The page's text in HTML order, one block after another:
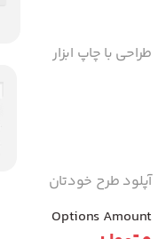
طراحی با چاپ ابزار
آپلود طرح خودتان
Options Amount